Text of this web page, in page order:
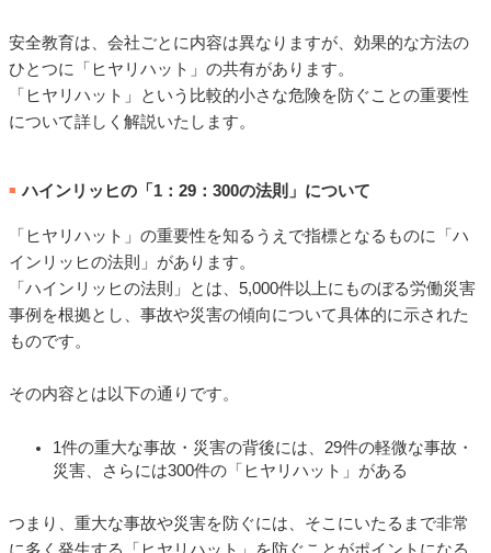
安全教育は、会社ごとに内容は異なりますが、効果的な方法の
ひとつに「ヒヤリハット」の共有があります。
「ヒヤリハット」という比較的小さな危険を防ぐことの重要性
について詳しく解説いたします。
■ ハインリッヒの「1：29：300の法則」について
「ヒヤリハット」の重要性を知るうえで指標となるものに「ハ
インリッヒの法則」があります。
「ハインリッヒの法則」とは、5,000件以上にものぼる労働災害
事例を根拠とし、事故や災害の傾向について具体的に示された
ものです。
その内容とは以下の通りです。
1件の重大な事故・災害の背後には、29件の軽微な事故・
災害、さらには300件の「ヒヤリハット」がある
つまり、重大な事故や災害を防ぐには、そこにいたるまで非常
に多く発生する「ヒヤリハット」を防ぐことがポイントになる